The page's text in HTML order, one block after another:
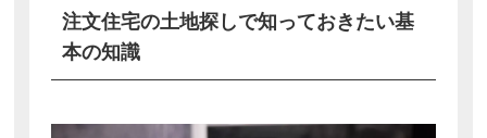
注文住宅の土地探しで知っておきたい基
本の知識